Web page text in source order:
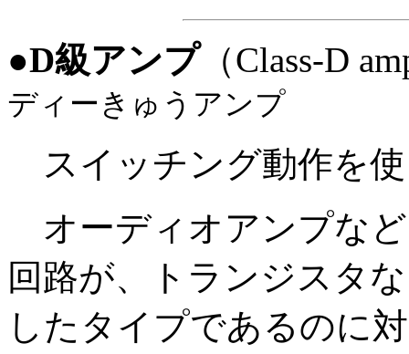
●D級アンプ（Class-D
ディーきゅうアンプ
スイッチング動作を
オーディオアンプな
回路が、トランジスタ
したタイプであるのに